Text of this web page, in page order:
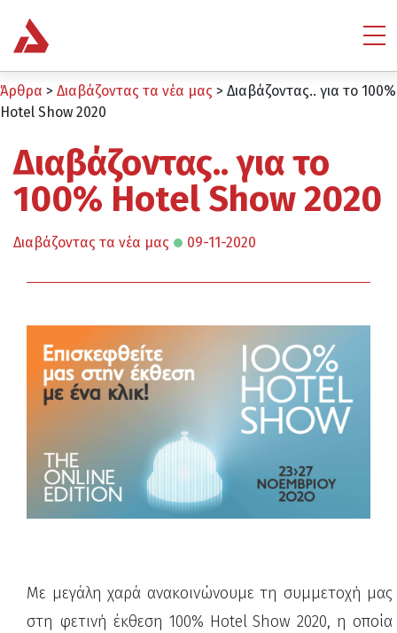
Άρθρα > Διαβάζοντας τα νέα μας > Διαβάζοντας.. για το 100%
Hotel Show 2020
Διαβάζοντας.. για το
100% Hotel Show 2020
Διαβάζοντας τα νέα μας 09-11-2020
Με μεγάλη χαρά ανακοινώνουμε τη συμμετοχή μας
στη φετινή έκθεση 100% Hotel Show 2020, η οποία